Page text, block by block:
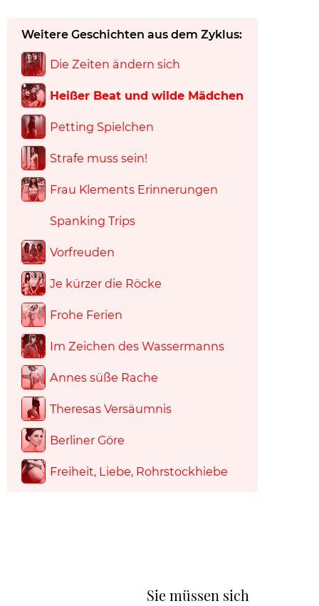
Weitere Geschichten aus dem Zyklus:
Die Zeiten ändern sich
Heißer Beat und wilde Mädchen
Petting Spielchen
Strafe muss sein!
Frau Klements Erinnerungen
Spanking Trips
Vorfreuden
Je kürzer die Röcke
Frohe Ferien
Im Zeichen des Wassermanns
Annes süße Rache
Theresas Versäumnis
Berliner Göre
Freiheit, Liebe, Rohrstockhiebe
Sie müssen sich